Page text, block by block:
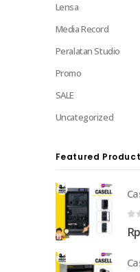
Lensa
Media Record
Peralatan Studio
Promo
SALE
Uncategorized
Featured
Rp